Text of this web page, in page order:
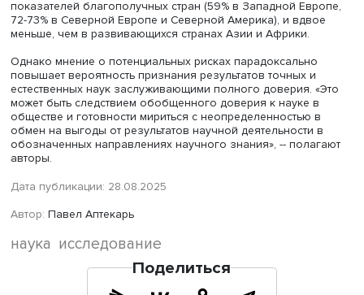
Гипотеза о культурной вовлеченности подтвердилась
частично. Регулярное потребление научной
негативно связано с доверием к институтам науки, но
позитивно влияет на доверие к результатам
точных наук. Вероятно, интерес рядовых граждан к
регулярное потребление ими научной информации
формируют более рефлексивное и критическое
ней. Тот факт, что культурная вовлеченность, наоборот,
усиливает доверие к результатам естественных и
и незначима для других дисциплин, может быть
содержанием материалов о науке, с которыми
респонденты.
По сравнению с положительным восприятием
оказывает меньшее влияние на доверие к науке.
чувствительность к рискам имеет ряд других важных
последствий. Она влияет на стремление к запретам в